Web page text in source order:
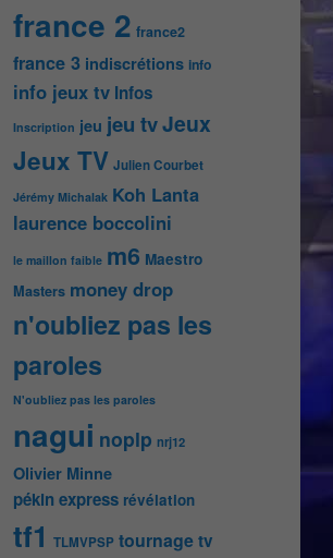
france 2 france2
france 3 indiscrétions info
info jeux tv Infos
Inscription jeu jeu tvJeux
Jeux TV Julien Courbet
Jérémy Michalak Koh Lanta
laurence boccolini
le maillon faible m6 Maestro
Masters money drop
n'oubliez pas les
paroles
N'oubliez pas les paroles
nagui noplp nrj12
Olivier Minne
pékin express révélation
tf1 TLMVPSP tournagetv